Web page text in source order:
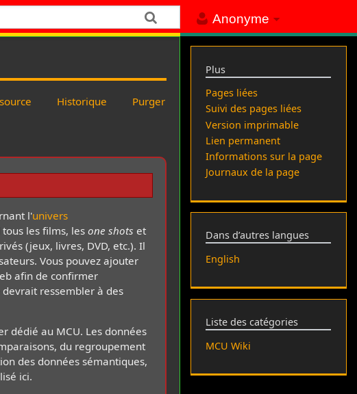
Anonyme
Historique Purger
l'univers
tous les films, lesone shots et
(jeux, livres, DVD, etc.). Il
Vous pouvez ajouter
afin de confirmer
ressembler à des
dédié au MCU. Les données
du regroupement
des données sémantiques,
ici.
Plus
Pages liées
Suivi des pages liées
Version imprimable
Lien permanent
Informations sur la page
Journaux de la page
Dans d’autres langues
English
Liste des catégories
MCU Wiki